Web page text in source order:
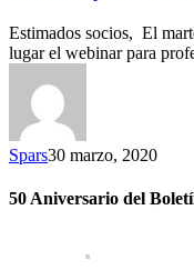
Estimados socios, El
lugar el webinar para
Spars30 marzo, 2020
50 Aniversario del